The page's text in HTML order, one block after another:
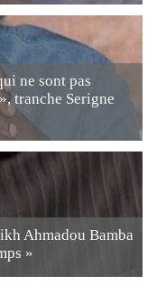
ne sont pas
tranche Serigne
Ahmadou Bamba
»